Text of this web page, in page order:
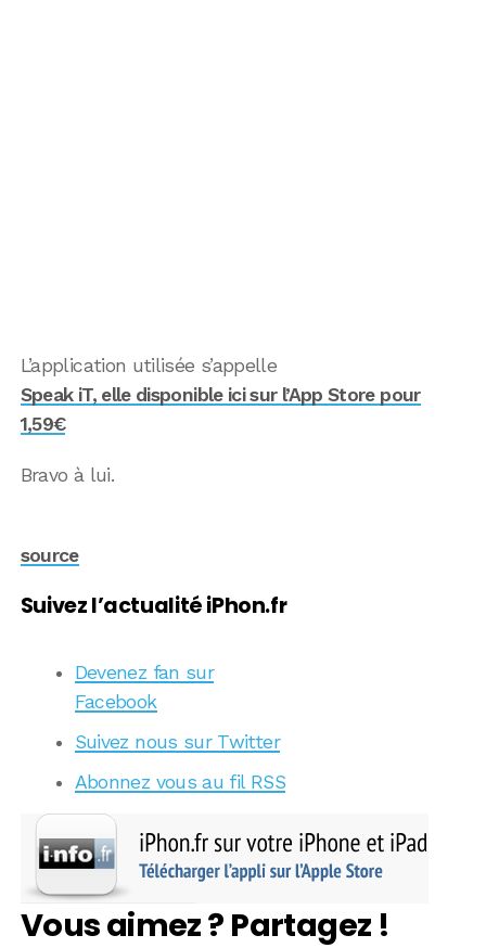
L’application utilisée s’appelle
Speak iT, elle disponible ici sur l’App Store pour
1,59€
Bravo à lui.
source
Suivez l’actualité iPhon.fr
Devenez fan sur
Facebook
Suivez nous sur Twitter
Abonnez vous au fil RSS
Vous aimez ? Partagez !